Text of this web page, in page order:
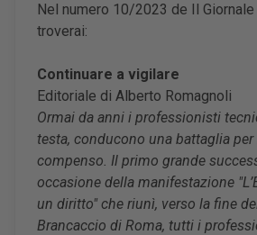
Nel numero 10/2023 de Il
troverai:
Continuare a vigilare
Editoriale di Alberto Romagnoli
Ormai da anni i professionisti
testa, conducono una battaglia per
compenso. Il primo grande
occasione della manifestazione
un diritto" che riunì, verso la fine
Brancaccio di Roma, tutti i